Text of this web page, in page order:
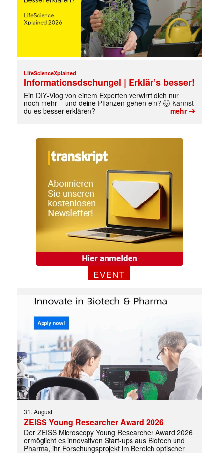
LifeScienceXplained
Informationsdschungel | Erklär’s besser!
Ein DIY‑Vlog von einem Experten verwirrt dich nur
noch mehr – und deine Pflanzen gehen ein? 🤯 Kannst
du es besser erklären?
mehr➔
EVENT
31. August
ZEISS Young Researcher Award 2026
Der ZEISS Microscopy Young Researcher Award 2026
ermöglicht es innovativen Start-ups aus Biotech und
Pharma, ihr Forschungsprojekt im Bereich optischer